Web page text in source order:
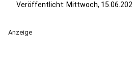
Veröffentlicht: Mittwoch,
Anzeige